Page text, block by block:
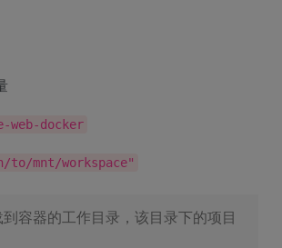
docker
mnt/workspace"
容器的工作目录，该目录下的项目